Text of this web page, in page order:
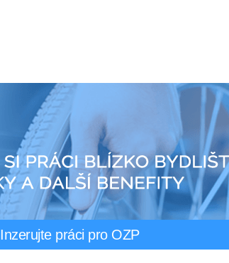
Inzerujte práci pro OZP